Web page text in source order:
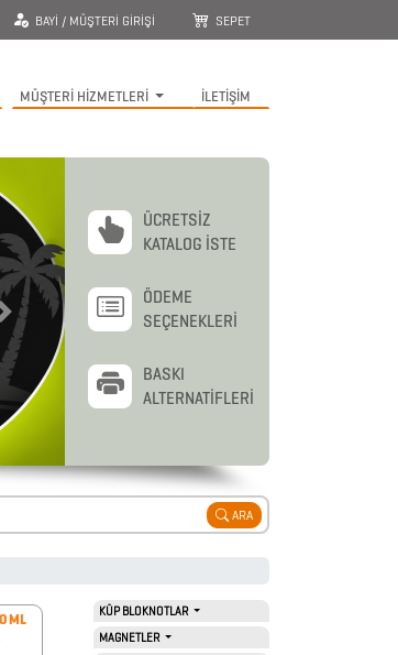
BAYİ / MÜŞTERİ GİRİŞİ SEPET
MÜŞTERİ HİZMETLERİ İLETİŞİM
Next
ÜCRETSİZ
KATALOG İSTE
ÖDEME
SEÇENEKLERİ
BASKI
ALTERNATİFLERİ
ARA
ML
KÜP BLOKNOTLAR
MAGNETLER